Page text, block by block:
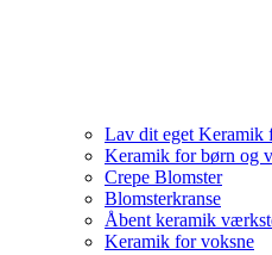
Lav dit eget Keramik
Keramik for børn og
Crepe Blomster
Blomsterkranse
Åbent keramik
Keramik for voksne